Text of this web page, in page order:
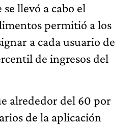
llevó a cabo el
permitió a los
a cada usuario de
de ingresos del
alrededor del 60 por
de la aplicación